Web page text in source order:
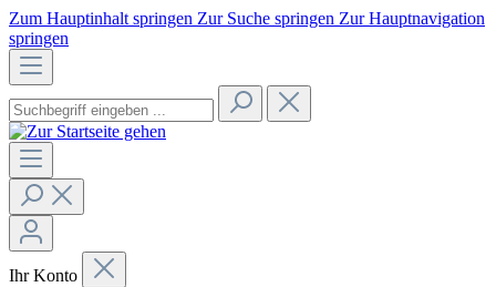
Zum Hauptinhalt springen Zur Suche springen Zur Hauptnavigation
springen
Ihr Konto